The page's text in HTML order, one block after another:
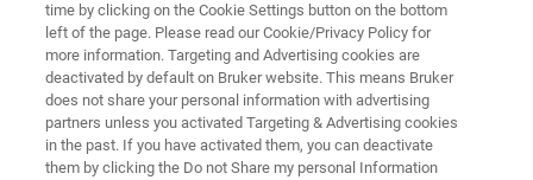
S8 TIGERによるポリマー中の添加物濃度分析
time by clicking on the Cookie Settings button on the bottom
left of the page. Please read our Cookie/Privacy Policy for
more information. Targeting and Advertising cookies are
deactivated by default on Bruker website. This means Bruker
does not share your personal information with advertising
partners unless you activated Targeting & Advertising cookies
in the past. If you have activated them, you can deactivate
them by clicking the Do not Share my personal Information